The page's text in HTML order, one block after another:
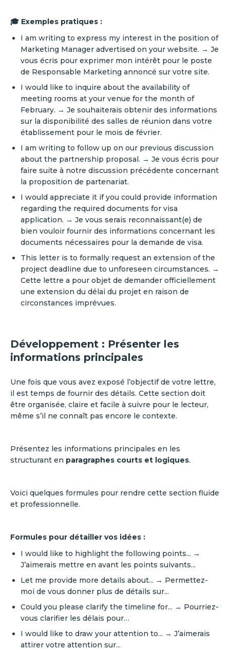
🎓 Exemples pratiques :
I am writing to express my interest in the position of
Marketing Manager advertised on your website. → Je
vous écris pour exprimer mon intérêt pour le poste
de Responsable Marketing annoncé sur votre site.
I would like to inquire about the availability of
meeting rooms at your venue for the month of
February. → Je souhaiterais obtenir des informations
sur la disponibilité des salles de réunion dans votre
établissement pour le mois de février.
I am writing to follow up on our previous discussion
about the partnership proposal. → Je vous écris pour
faire suite à notre discussion précédente concernant
la proposition de partenariat.
I would appreciate it if you could provide information
regarding the required documents for visa
application. → Je vous serais reconnaissant(e) de
bien vouloir fournir des informations concernant les
documents nécessaires pour la demande de visa.
This letter is to formally request an extension of the
project deadline due to unforeseen circumstances. →
Cette lettre a pour objet de demander officiellement
une extension du délai du projet en raison de
circonstances imprévues.
Développement : Présenter les
informations principales
Une fois que vous avez exposé l’objectif de votre lettre,
il est temps de fournir des détails. Cette section doit
être organisée, claire et facile à suivre pour le lecteur,
même s’il ne connaît pas encore le contexte.
Présentez les informations principales en les
structurant en paragraphes courts et logiques.
Voici quelques formules pour rendre cette section fluide
et professionnelle.
Formules pour détailler vos idées :
I would like to highlight the following points... →
J’aimerais mettre en avant les points suivants...
Let me provide more details about... → Permettez-
moi de vous donner plus de détails sur...
Could you please clarify the timeline for... → Pourriez-
vous clarifier les délais pour…
I would like to draw your attention to... → J’aimerais
attirer votre attention sur...